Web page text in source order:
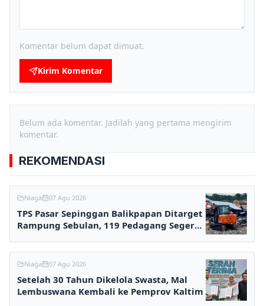
Komentar belum dapat dimuat.
Kirim Komentar
Belum ada komentar. Jadilah yang pertama mengirim
komentar.
REKOMENDASI
Niaga 07 Agu 2026
TPS Pasar Sepinggan Balikpapan Ditarget
Rampung Sebulan, 119 Pedagang Segera
Niaga 07 Agu 2026
Setelah 30 Tahun Dikelola Swasta, Mal
Lembuswana Kembali ke Pemprov Kaltim